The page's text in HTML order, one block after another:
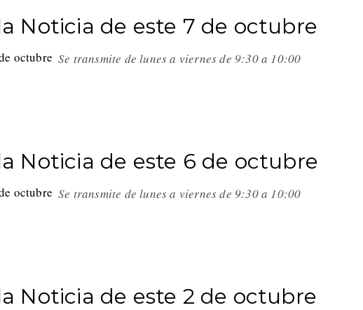
Noticia de este 7 de octubre
Se transmite de lunes a viernes de 9:30 a 10:00
Noticia de este 6 de octubre
Se transmite de lunes a viernes de 9:30 a 10:00
Noticia de este 2 de octubre